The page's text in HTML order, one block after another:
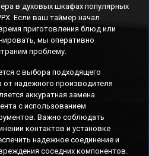
в духовых шкафах популярных
Если ваш таймер начал
приготовления блюд или
мы оперативно
проблему.
с выбора подходящего
от надежного производителя
аккуратная замена
с использованием
Важно соблюдать
контактов и установке
надежное соединение и
соседних компонентов.